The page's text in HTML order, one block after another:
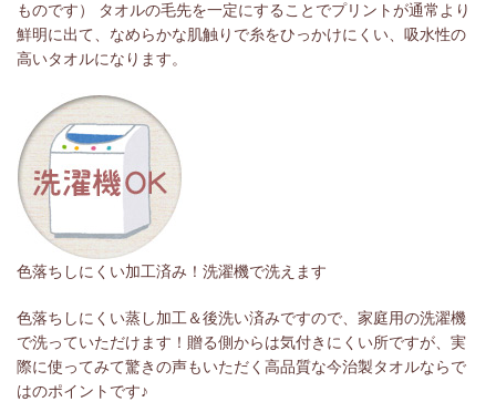
ものです） タオルの毛先を一定にすることでプリントが通常より
鮮明に出て、なめらかな肌触りで糸をひっかけにくい、吸水性の
高いタオルになります。
色落ちしにくい加工済み！洗濯機で洗えます
色落ちしにくい蒸し加工＆後洗い済みですので、家庭用の洗濯機
で洗っていただけます！贈る側からは気付きにくい所ですが、実
際に使ってみて驚きの声もいただく高品質な今治製タオルならで
はのポイントです♪